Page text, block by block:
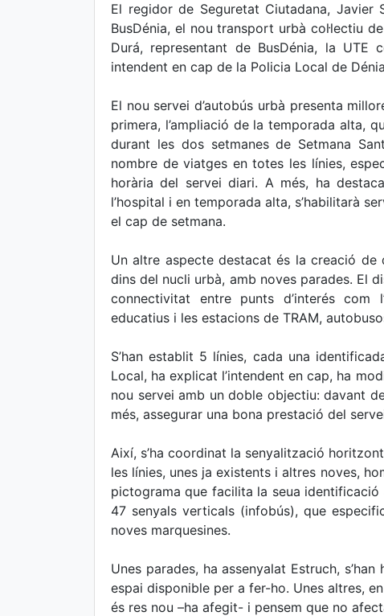
El regidor de Seguretat Ciutadana,
BusDénia, el nou transport urbà col·lectiu
Durá, representant de BusDénia, la UTE
intendent en cap de la Policia Local de
El nou servei d’autobús urbà presenta
primera, l’ampliació de la temporada alta,
durant les dos setmanes de Setmana
nombre de viatges en totes les línies,
horària del servei diari. A més, ha
l’hospital i en temporada alta, s’habilitarà
el cap de setmana.
Un altre aspecte destacat és la creació
dins del nucli urbà, amb noves parades. El
connectivitat entre punts d’interés com
educatius i les estacions de TRAM,
S’han establit 5 línies, cada una
Local, ha explicat l’intendent en cap, ha
nou servei amb un doble objectiu: davant
més, assegurar una bona prestació del
Així, s’ha coordinat la senyalització
les línies, unes ja existents i altres noves,
pictograma que facilita la seua identificació
47 senyals verticals (infobús), que
noves marquesines.
Unes parades, ha assenyalat Estruch,
espai disponible per a fer-ho. Unes altres,
és res nou –ha afegit- i pensem que no